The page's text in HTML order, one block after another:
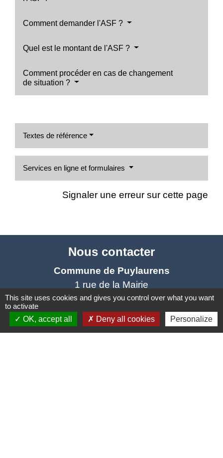
Comment demander l'ASF ?
Quel est le montant de l'ASF ?
Comment procéder en cas de changement
de situation ?
Textes de référence
Services en ligne et formulaires
Signaler une erreur sur cette page
Nous contacter
Commune de Puylaurens
1 rue de la Mairie
81700 Puylaurens - FRANCE
+33 5 63 75 00 18
Contact par formulaire
This site uses cookies and gives you control over what you want
to activate
OK, accept all
Deny all cookies Personalize